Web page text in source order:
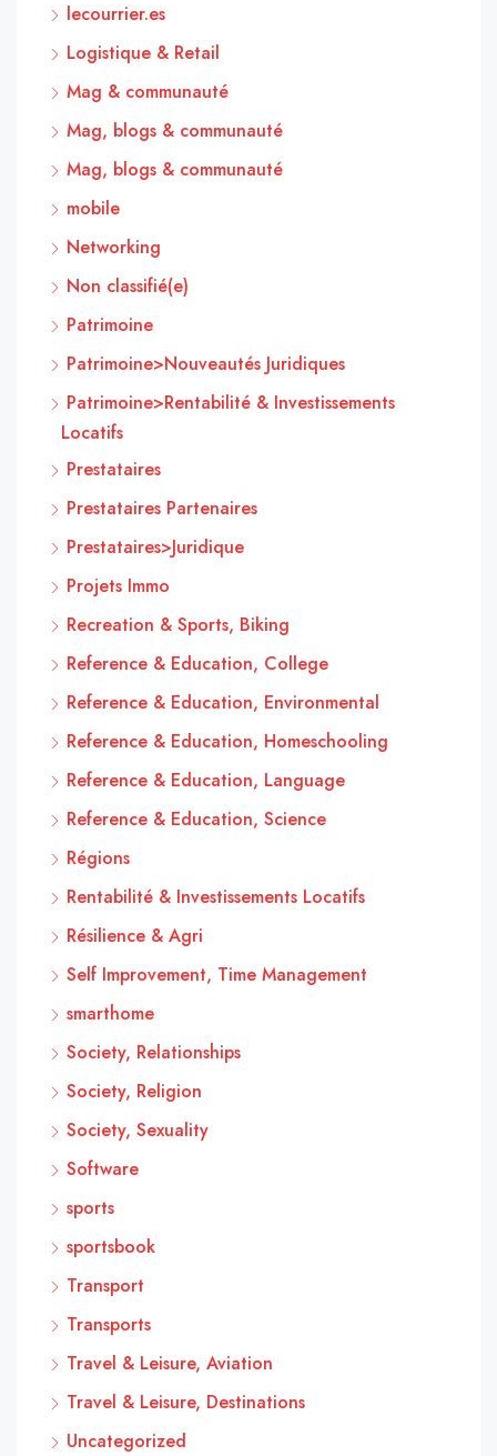
lecourrier.es
Logistique & Retail
Mag & communauté
Mag, blogs & communauté
Mag, blogs & communauté
mobile
Networking
Non classifié(e)
Patrimoine
Patrimoine>Nouveautés Juridiques
Patrimoine>Rentabilité & Investissements
Locatifs
Prestataires
Prestataires Partenaires
Prestataires>Juridique
Projets Immo
Recreation & Sports, Biking
Reference & Education, College
Reference & Education, Environmental
Reference & Education, Homeschooling
Reference & Education, Language
Reference & Education, Science
Régions
Rentabilité & Investissements Locatifs
Résilience & Agri
Self Improvement, Time Management
smarthome
Society, Relationships
Society, Religion
Society, Sexuality
Software
sports
sportsbook
Transport
Transports
Travel & Leisure, Aviation
Travel & Leisure, Destinations
Uncategorized